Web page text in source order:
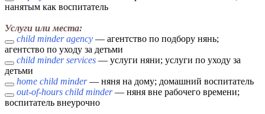
нанятым как воспитатель
Услуги или места:
child minder agency — агентство по подбору нянь;
агентство по уходу за детьми
child minder services — услуги няни; услуги по уходу за
детьми
home child minder— няня на дому; домашний воспитатель
out-of-hours child minder— няня вне рабочего времени;
воспитатель внеурочно